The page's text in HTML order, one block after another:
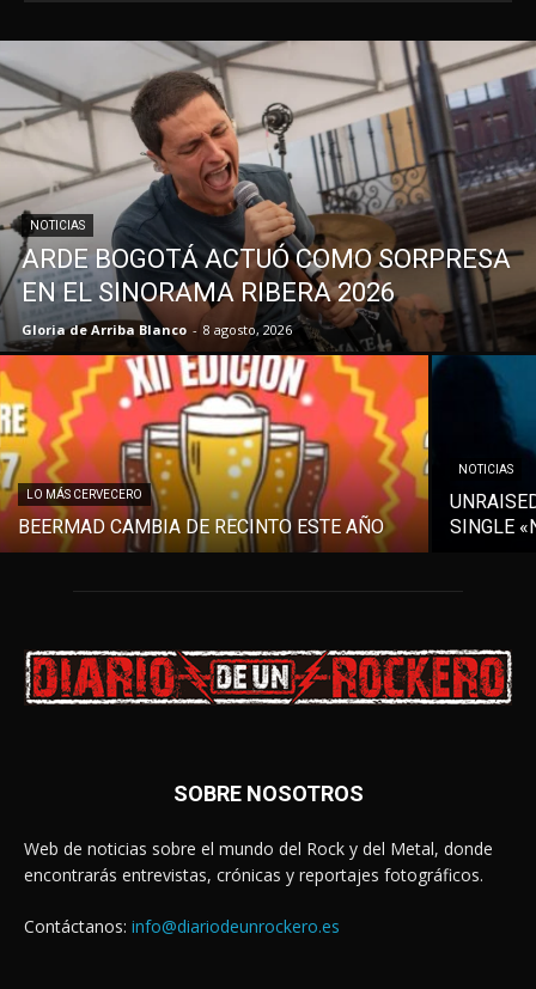
NOTICIAS
ARDE BOGOTÁ ACTUÓ COMO SORPRESA
EN EL SINORAMA RIBERA 2026
Gloria de Arriba Blanco - 8 agosto, 2026
LO MÁS CERVECERO
BEERMAD CAMBIA DE RECINTO ESTE AÑO
NOTICIAS
SINGLE
SOBRE NOSOTROS
Web de noticias sobre el mundo del Rock y del Metal, donde
encontrarás entrevistas, crónicas y reportajes fotográficos.
Contáctanos: info@diariodeunrockero.es